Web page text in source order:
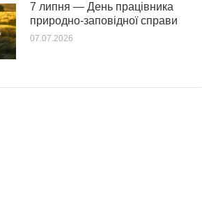
7 липня — День працівника
природно-заповідної справи
07.07.2026